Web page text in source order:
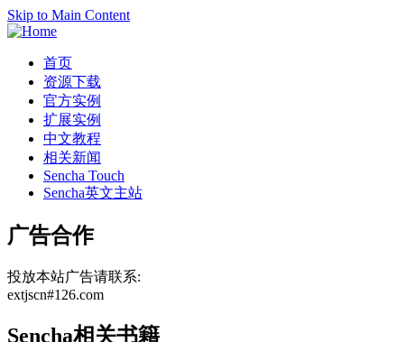
Skip to Main Content
首页
资源下载
官方实例
扩展实例
中文教程
相关新闻
Sencha Touch
Sencha英文主站
广告合作
投放本站广告请联系:
extjscn#126.com
Sencha相关书籍